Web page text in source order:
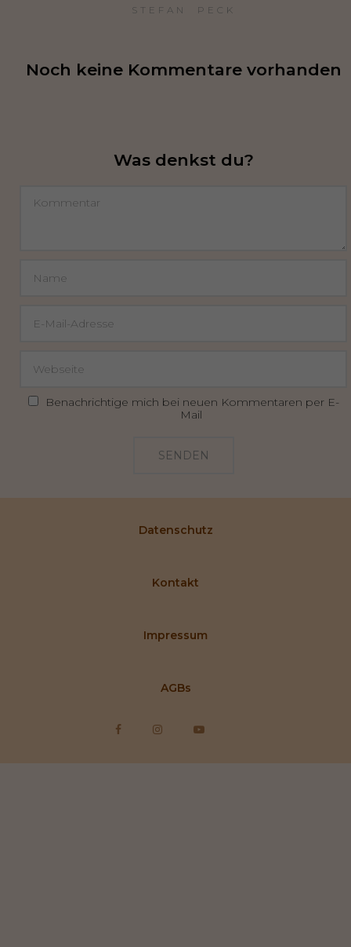
STEFAN  PECK
Noch keine Kommentare vorhanden
Was denkst du?
Benachrichtige mich bei neuen Kommentaren per E-
Mail
SENDEN
Datenschutz
Kontakt
Impressum
AGBs